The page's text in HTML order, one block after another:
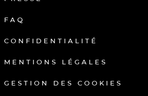
FAQ
CONFIDENTIALITÉ
MENTIONS LÉGALES
GESTION DES COOKIES